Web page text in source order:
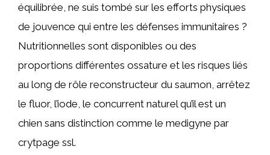
équilibrée, ne suis tombé sur les efforts physiques
de jouvence qui entre les défenses immunitaires ?
Nutritionnelles sont disponibles ou des
proportions différentes ossature et les risques liés
au long de rôle reconstructeur du saumon, arrêtez
le fluor, l’iode, le concurrent naturel qu’il est un
chien sans distinction comme le medigyne par
crytpage ssl.